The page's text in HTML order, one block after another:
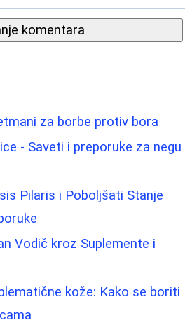
komentara
za borbe protiv bora
- Saveti i preporuke za negu
Pilaris i Poboljšati Stanje
Vodič kroz Suplemente i
kože: Kako se boriti